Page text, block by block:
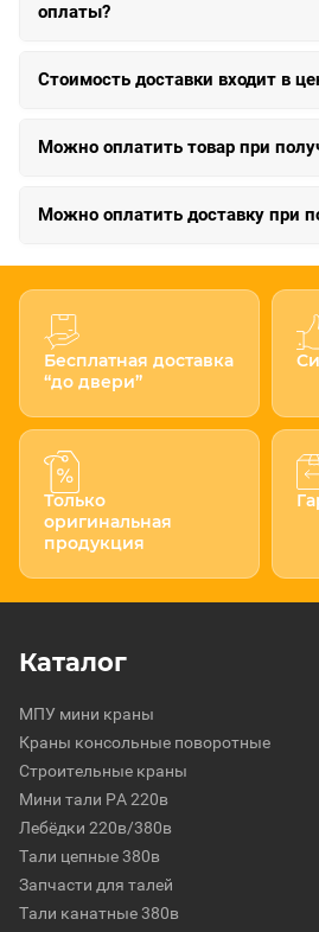
оплаты?
Стоимость доставки входит в
Можно оплатить товар при
Можно оплатить доставку при
Бесплатная доставка
“до двери”
Только
оригинальная
продукция
Каталог
МПУ мини краны
Краны консольные поворотные
Строительные краны
Мини тали РА 220в
Лебёдки 220в/380в
Тали цепные 380в
Запчасти для талей
Тали канатные 380в